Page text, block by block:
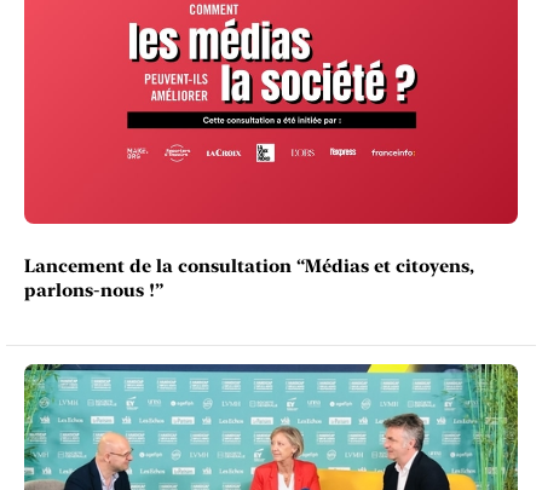
Lancement de la consultation “Médias et citoyens,
parlons-nous !”